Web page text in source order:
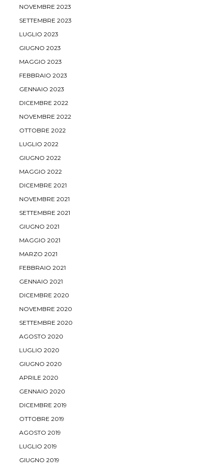
NOVEMBRE 2023
SETTEMBRE 2023
LUGLIO 2023
GIUGNO 2023
MAGGIO 2023
FEBBRAIO 2023
GENNAIO 2023
DICEMBRE 2022
NOVEMBRE 2022
OTTOBRE 2022
LUGLIO 2022
GIUGNO 2022
MAGGIO 2022
DICEMBRE 2021
NOVEMBRE 2021
SETTEMBRE 2021
GIUGNO 2021
MAGGIO 2021
MARZO 2021
FEBBRAIO 2021
GENNAIO 2021
DICEMBRE 2020
NOVEMBRE 2020
SETTEMBRE 2020
AGOSTO 2020
LUGLIO 2020
GIUGNO 2020
APRILE 2020
GENNAIO 2020
DICEMBRE 2019
OTTOBRE 2019
AGOSTO 2019
LUGLIO 2019
GIUGNO 2019